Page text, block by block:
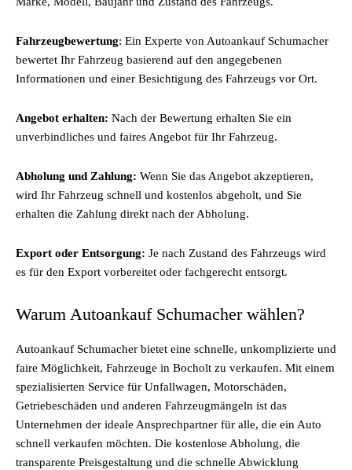
Fahrzeugbewertung: Ein Experte von Autoankauf Schumacher
bewertet Ihr Fahrzeug basierend auf den angegebenen
Informationen und einer Besichtigung des Fahrzeugs vor Ort.
Angebot erhalten: Nach der Bewertung erhalten Sie ein
unverbindliches und faires Angebot für Ihr Fahrzeug.
Abholung und Zahlung: Wenn Sie das Angebot akzeptieren,
wird Ihr Fahrzeug schnell und kostenlos abgeholt, und Sie
erhalten die Zahlung direkt nach der Abholung.
Export oder Entsorgung: Je nach Zustand des Fahrzeugs wird
es für den Export vorbereitet oder fachgerecht entsorgt.
Warum Autoankauf Schumacher wählen?
Autoankauf Schumacher bietet eine schnelle, unkomplizierte und
faire Möglichkeit, Fahrzeuge in Bocholt zu verkaufen. Mit einem
spezialisierten Service für Unfallwagen, Motorschäden,
Getriebeschäden und anderen Fahrzeugmängeln ist das
Unternehmen der ideale Ansprechpartner für alle, die ein Auto
schnell verkaufen möchten. Die kostenlose Abholung, die
transparente Preisgestaltung und die schnelle Abwicklung